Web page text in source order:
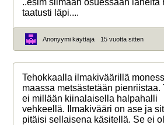
..esim silmään osuessaan läheltä
taatusti läpi....
Anonyymi käyttäjä 15 vuotta sitten
Tehokkaalla ilmakiväärillä
maassa metsästetään pienriistaa.
ei millään kiinalaisella halpahalli
vehkeellä. Ilmakivääri on ase ja
pitäisi sellaisena käsitellä. Se ei